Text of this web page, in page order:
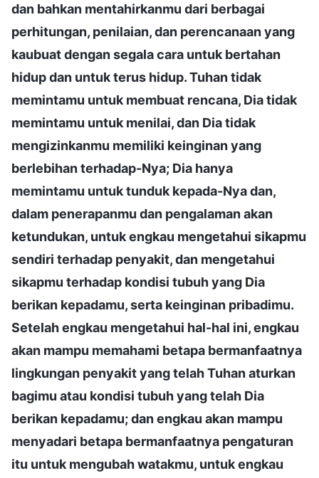
dan bahkan mentahirkanmu dari berbagai
perhitungan, penilaian, dan perencanaan yang
kaubuat dengan segala cara untuk bertahan
hidup dan untuk terus hidup. Tuhan tidak
memintamu untuk membuat rencana, Dia tidak
memintamu untuk menilai, dan Dia tidak
mengizinkanmu memiliki keinginan yang
berlebihan terhadap-Nya; Dia hanya
memintamu untuk tunduk kepada-Nya dan,
dalam penerapanmu dan pengalaman akan
ketundukan, untuk engkau mengetahui sikapmu
sendiri terhadap penyakit, dan mengetahui
sikapmu terhadap kondisi tubuh yang Dia
berikan kepadamu, serta keinginan pribadimu.
Setelah engkau mengetahui hal-hal ini, engkau
akan mampu memahami betapa bermanfaatnya
lingkungan penyakit yang telah Tuhan aturkan
bagimu atau kondisi tubuh yang telah Dia
berikan kepadamu; dan engkau akan mampu
menyadari betapa bermanfaatnya pengaturan
itu untuk mengubah watakmu, untuk engkau